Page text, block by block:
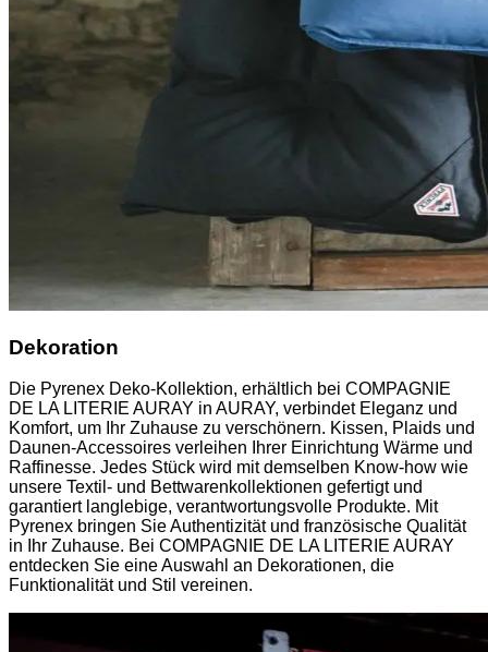
Dekoration
Die Pyrenex Deko-Kollektion, erhältlich bei COMPAGNIE
DE LA LITERIE AURAY in AURAY, verbindet Eleganz und
Komfort, um Ihr Zuhause zu verschönern. Kissen, Plaids und
Daunen-Accessoires verleihen Ihrer Einrichtung Wärme und
Raffinesse. Jedes Stück wird mit demselben Know-how wie
unsere Textil- und Bettwarenkollektionen gefertigt und
garantiert langlebige, verantwortungsvolle Produkte. Mit
Pyrenex bringen Sie Authentizität und französische Qualität
in Ihr Zuhause. Bei COMPAGNIE DE LA LITERIE AURAY
entdecken Sie eine Auswahl an Dekorationen, die
Funktionalität und Stil vereinen.